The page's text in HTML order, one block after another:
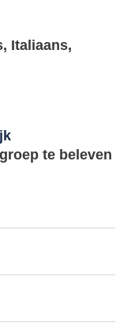
Italiaans,
te beleven